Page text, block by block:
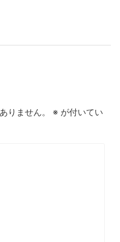
りません。 ※ が付いてい